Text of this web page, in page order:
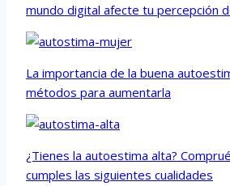
mundo digital afecte tu percepción
La importancia de la buena
métodos para aumentarla
¿Tienes la autoestima alta?
cumples las siguientes cualidades